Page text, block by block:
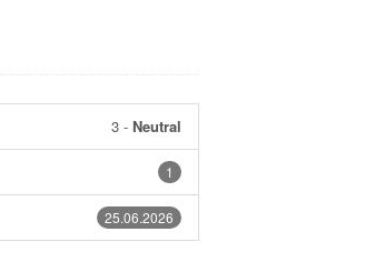
3- Neutral
1
25.06.2026